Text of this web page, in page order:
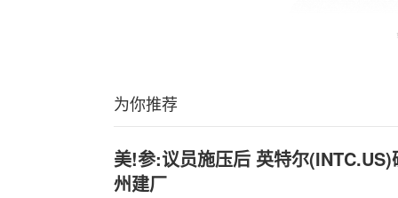
为你推荐
美!参:议员施压后 英特尔
州建厂